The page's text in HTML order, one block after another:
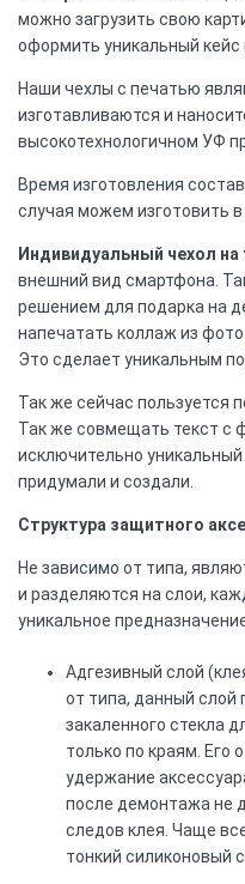
можно загрузить свою
оформить уникальный кейс
Наши чехлы с печатью
изготавливаются и
высокотехнологичном УФ
Время изготовления
случая можем изготовить в
Индивидуальный чехол
внешний вид смартфона.
решением для подарка на
напечатать коллаж из
Это сделает уникальным
Так же сейчас пользуется
Так же совмещать текст с
исключительно
придумали и создали.
Структура защитного
Не зависимо от типа,
и разделяются на слои,
уникальное
Адгезивный слой
от типа, данный слой
закаленного стекла
только по краям. Его
удержание
после демонтажа не
следов клея. Чаще
тонкий силиконовый